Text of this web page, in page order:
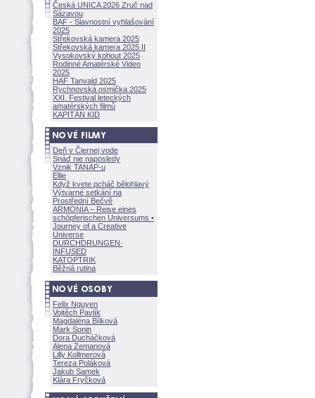
Česká UNICA 2026 Zruč nad
Sázavou
BAF - Slavnostní vyhlašování
2025
Střekovská kamera 2025
Střekovská kamera 2025 II
Vysokovský kohout 2025
Rodinné Amatérské Video
2025
HAF Tanvald 2025
Rychnovská osmička 2025
XXI. Festival leteckých
amatérských filmů
KAPITÁN KID
Deň v Čiernej vode
Snáď nie naposledy
Vznik TANAP-u
Ellie
Když kvete pcháč bělohlavý
Výtvarné setkání na
Prostřední Bečvě
ARMONÍA – Reise eines
schöpferischen Universums •
Journey of a Creative
Universe
DURCHDRUNGEN·
INFUSED
KATOPTRIK
Běžná rutina
Felix Nguyen
Vojtěch Pavlík
Magdaléna Bílkov
Mark Sonin
Dora Ducháčkov
Alena Zemanov
Lilly Kollmerov
Tereza Polákov
Jakub Samek
Klára Fryčkov